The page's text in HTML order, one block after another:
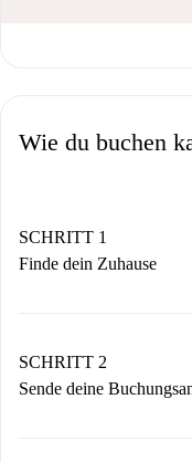
Wie du buchen
SCHRITT 1
Finde dein Zuhause
Du erhältst alle
SCHRITT 2
Sende deine